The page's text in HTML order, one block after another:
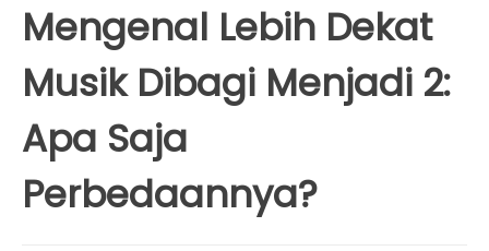
Mengenal Lebih Dekat
Musik Dibagi Menjadi 2:
Apa Saja
Perbedaannya?